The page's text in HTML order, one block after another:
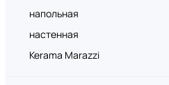
напольная
настенная
Kerama Marazzi